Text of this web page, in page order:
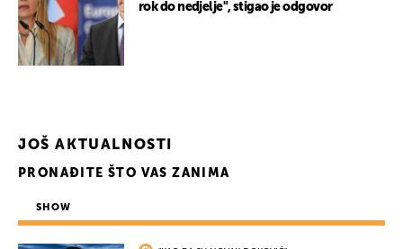
rok do nedjelje", stigao je odgovor
JOŠ AKTUALNOSTI
PRONAĐITE ŠTO VAS ZANIMA
SHOW